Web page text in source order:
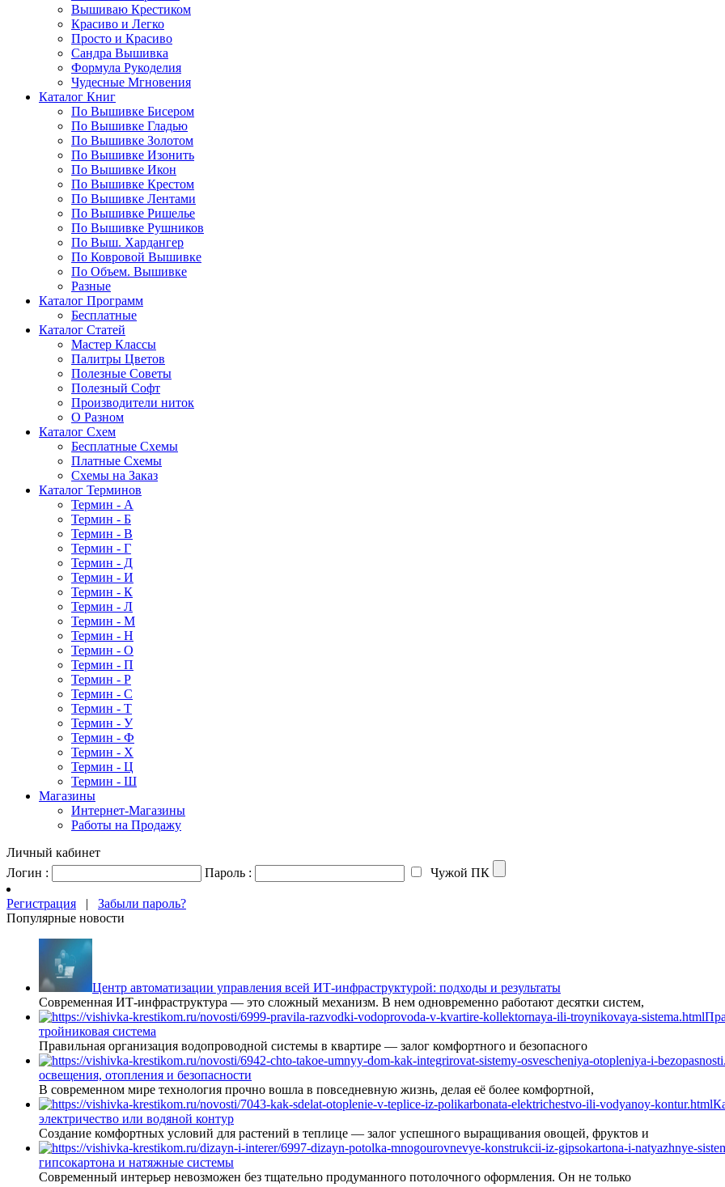
Вышиваю Крестиком
Красиво и Легко
Просто и Красиво
Сандра Вышивка
Формула Рукоделия
Чудесные Мгновения
Каталог Книг
По Вышивке Бисером
По Вышивке Гладью
По Вышивке Золотом
По Вышивке Изонить
По Вышивке Икон
По Вышивке Крестом
По Вышивке Лентами
По Вышивке Ришелье
По Вышивке Рушников
По Выш. Хардангер
По Ковровой Вышивке
По Объем. Вышивке
Разные
Каталог Программ
Бесплатные
Каталог Статей
Мастер Классы
Палитры Цветов
Полезные Советы
Полезный Софт
Производители ниток
О Разном
Каталог Схем
Бесплатные Схемы
Платные Схемы
Схемы на Заказ
Каталог Терминов
Термин - А
Термин - Б
Термин - В
Термин - Г
Термин - Д
Термин - И
Термин - К
Термин - Л
Термин - М
Термин - Н
Термин - О
Термин - П
Термин - Р
Термин - С
Термин - Т
Термин - У
Термин - Ф
Термин - Х
Термин - Ц
Термин - Ш
Магазины
Интернет-Магазины
Работы на Продажу
Личный кабинет
Логин :
Пароль : Чужой ПК
Регистрация | Забыли пароль?
Популярные новости
Центр автоматизации управления всей ИТ-инфраструктурой: подходы и результаты
Современная ИТ-инфраструктура — это сложный механизм. В нем одновременно работают десятки систем,
тройниковая система
Правильная организация водопроводной системы в квартире — залог комфортного и безопасного
освещения, отопления и безопасности
В современном мире технология прочно вошла в повседневную жизнь, делая её более комфортной,
электричество или водяной контур
Создание комфортных условий для растений в теплице — залог успешного выращивания овощей, фруктов и
гипсокартона и натяжные системы
Современный интерьер невозможен без тщательно продуманного потолочного оформления. Он не только